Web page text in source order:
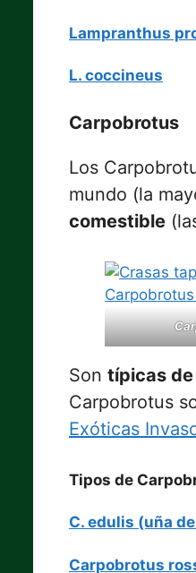
Lampranthus
L. coccineus
Carpobrotus
Los
mundo (la
comestible
Son típicas
Carpobrotus
Exóticas
Tipos de
C. edulis (uña
Carpobrotus